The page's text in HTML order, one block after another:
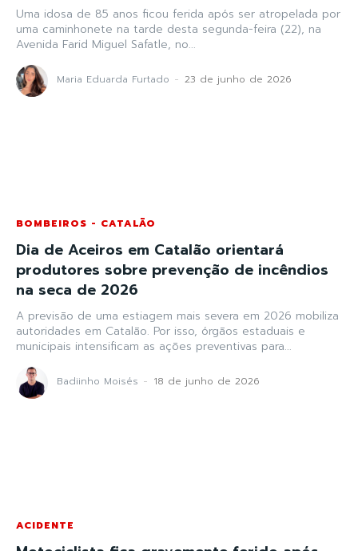
Uma idosa de 85 anos ficou ferida após ser atropelada por
uma caminhonete na tarde desta segunda-feira (22), na
Avenida Farid Miguel Safatle, no...
Maria Eduarda Furtado - 23 de junho de 2026
BOMBEIROS - CATALÃO
Dia de Aceiros em Catalão orientará
produtores sobre prevenção de incêndios
na seca de 2026
A previsão de uma estiagem mais severa em 2026 mobiliza
autoridades em Catalão. Por isso, órgãos estaduais e
municipais intensificam as ações preventivas para...
Badiinho Moisés - 18 de junho de 2026
ACIDENTE